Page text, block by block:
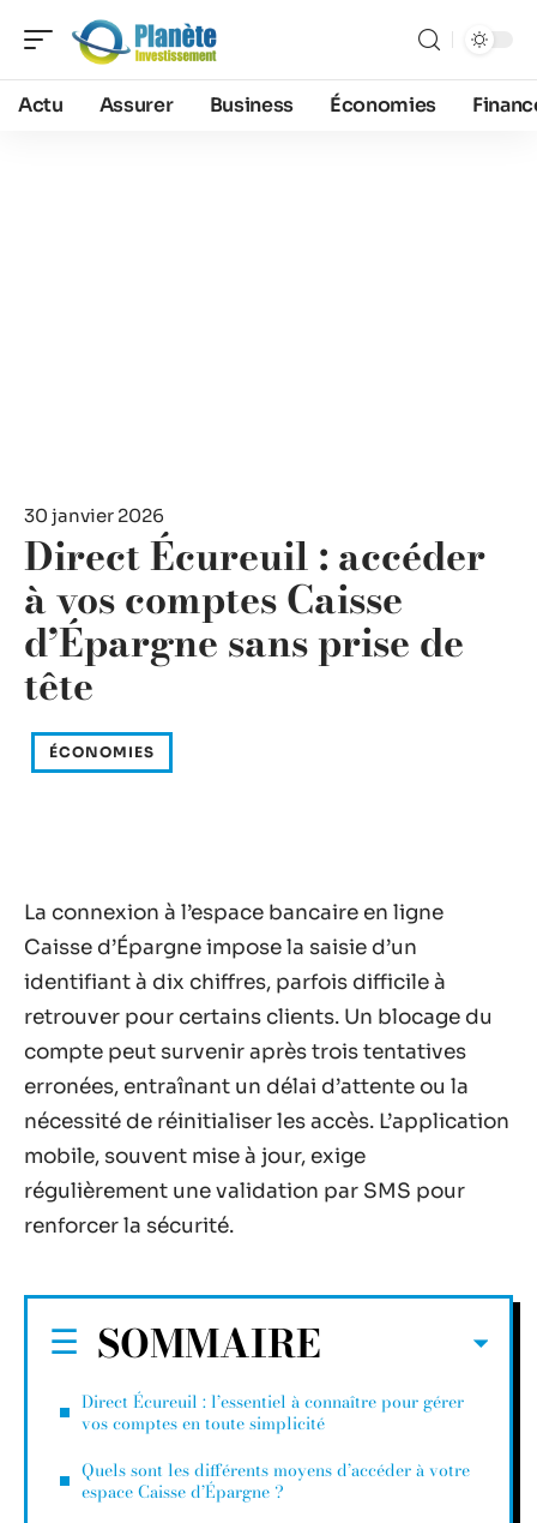
Actu Assurer Business Économies
30 janvier 2026
Direct Écureuil : accéder
à vos comptes Caisse
d’Épargne sans prise de
tête
ÉCONOMIES
La connexion à l’espace bancaire en ligne
Caisse d’Épargne impose la saisie d’un
identifiant à dix chiffres, parfois difficile à
retrouver pour certains clients. Un blocage du
compte peut survenir après trois tentatives
erronées, entraînant un délai d’attente ou la
nécessité de réinitialiser les accès. L’application
mobile, souvent mise à jour, exige
régulièrement une validation par SMS pour
renforcer la sécurité.
SOMMAIRE
Direct Écureuil : l’essentiel à connaître pour gérer
vos comptes en toute simplicité
Quels sont les différents moyens d’accéder à votre
espace Caisse d’Épargne ?